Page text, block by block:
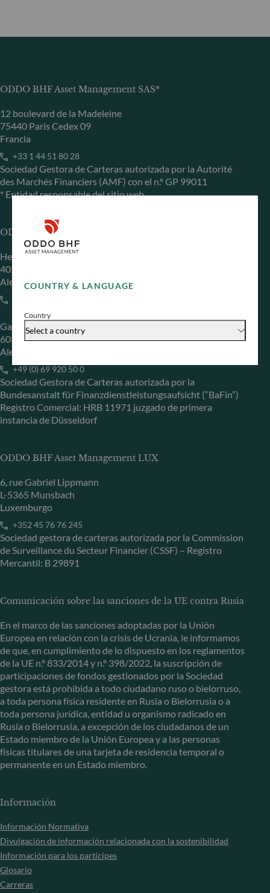
COUNTRY & LANGUAGE
Country
Select a country
ODDO BHF Asset Management SAS*
12 boulevard de la Madeleine
75440 Paris Cedex 09
Francia
+33 1 44 51 80 28
Sociedad Gestora de Carteras autorizada por la Autorité
des Marchés Financiers (AMF) con el n.º GP 99011
* Entidad responsable del sitio web
ODDO BHF Asset Management GmbH
Herzogstraße 15
40217 Düsseldorf
Alemania
Gallusanlage 8
60329 Frankfurt am Main
Alemania
+49 (0) 69 920 50 0
Sociedad Gestora de Carteras autorizada por la
Bundesanstalt für Finanzdienstleistungsaufsicht (“BaFin”)
Registro Comercial: HRB 11971 juzgado de primera
instancia de Düsseldorf
ODDO BHF Asset Management LUX
6, rue Gabriel Lippmann
L-5365 Munsbach
Luxemburgo
+352 45 76 76 245
Sociedad gestora de carteras autorizada por la Commission
de Surveillance du Secteur Financier (CSSF) – Registro
Mercantil: B 29891
Comunicación sobre las sanciones de la UE contra Rusia
En el marco de las sanciones adoptadas por la Unión
Europea en relación con la crisis de Ucrania, le informamos
de que, en cumplimiento de lo dispuesto en los reglamentos
de la UE n.º 833/2014 y n.º 398/2022, la suscripción de
participaciones de fondos gestionados por la Sociedad
gestora está prohibida a todo ciudadano ruso o bielorruso,
a toda persona física residente en Rusia o Bielorrusia o a
toda persona jurídica, entidad u organismo radicado en
Rusia o Bielorrusia, a excepción de los ciudadanos de un
Estado miembro de la Unión Europea y a las personas
físicas titulares de una tarjeta de residencia temporal o
permanente en un Estado miembro.
Información
Información Normativa
Divulgación de información relacionada con la sostenibilidad
Información para los partícipes
Glosario
Carreras